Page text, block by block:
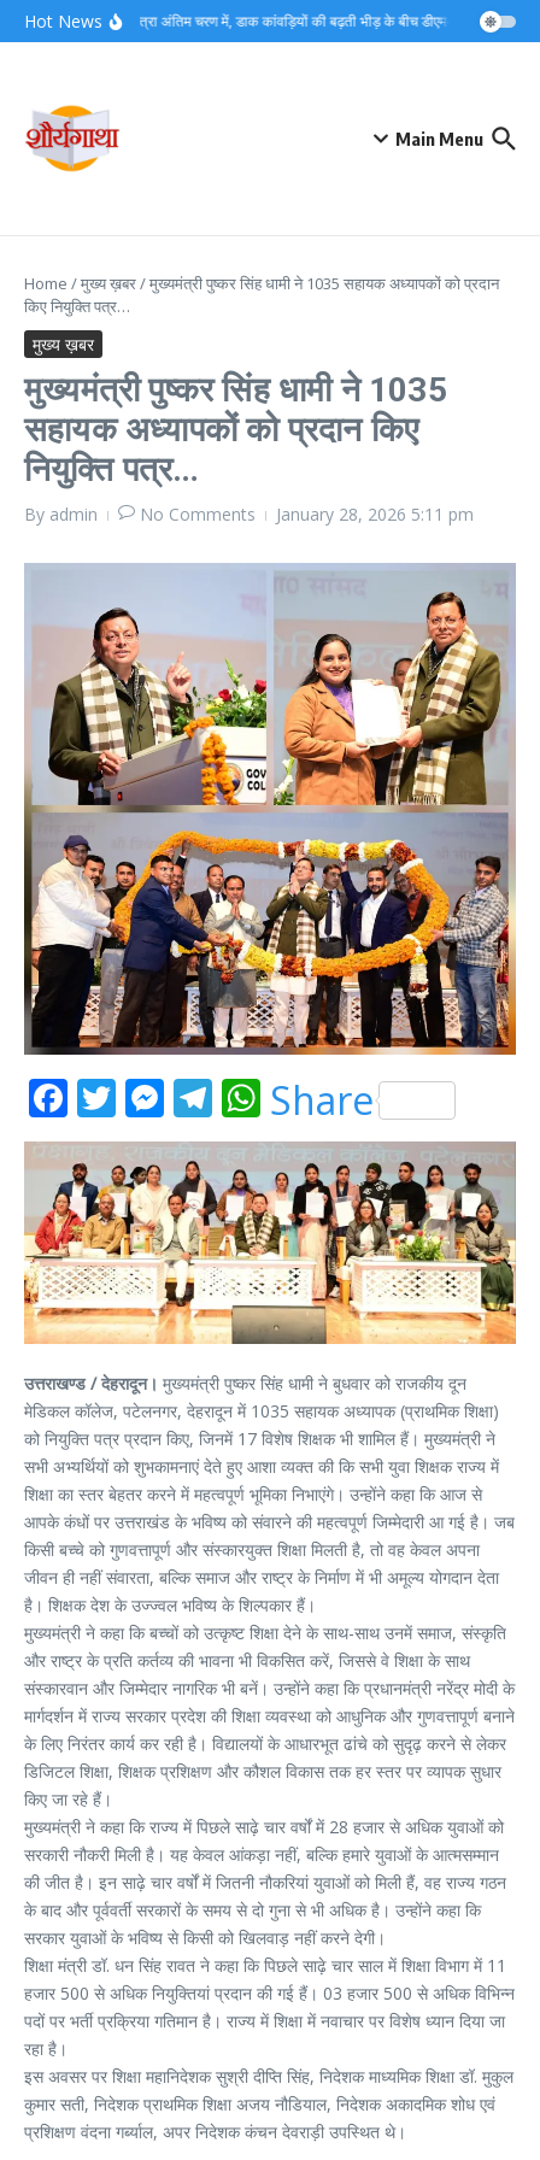
Skip to content
Hot Newsकांवड़ यात्रा अंतिम चरण में, डाक कांवड़ियों की बढ़ती भीड़ के बीच डीएम-एसएसपी ने संभाला
Main Menu
Home /मुख्य ख़बर/मुख्यमंत्री पुष्कर सिंह धामी ने 1035 सहायक अध्यापकों को प्रदान
किए नियुक्ति पत्र…
मुख्य ख़बर
मुख्यमंत्री पुष्कर सिंह धामी ने 1035
सहायक अध्यापकों को प्रदान किए
नियुक्ति पत्र…
By admin No Comments January 28, 2026 5:11 pm
Facebook
Twitter
Messenger
Telegram
WhatsApp
Share
उत्तराखण्ड / देहरादून। मुख्यमंत्री पुष्कर सिंह धामी ने बुधवार को राजकीय दून
मेडिकल कॉलेज, पटेलनगर, देहरादून में 1035 सहायक अध्यापक (प्राथमिक शिक्षा)
को नियुक्ति पत्र प्रदान किए, जिनमें 17 विशेष शिक्षक भी शामिल हैं। मुख्यमंत्री ने
सभी अभ्यर्थियों को शुभकामनाएं देते हुए आशा व्यक्त की कि सभी युवा शिक्षक राज्य में
शिक्षा का स्तर बेहतर करने में महत्वपूर्ण भूमिका निभाएंगे। उन्होंने कहा कि आज से
आपके कंधों पर उत्तराखंड के भविष्य को संवारने की महत्वपूर्ण जिम्मेदारी आ गई है। जब
किसी बच्चे को गुणवत्तापूर्ण और संस्कारयुक्त शिक्षा मिलती है, तो वह केवल अपना
जीवन ही नहीं संवारता, बल्कि समाज और राष्ट्र के निर्माण में भी अमूल्य योगदान देता
है। शिक्षक देश के उज्ज्वल भविष्य के शिल्पकार हैं।
मुख्यमंत्री ने कहा कि बच्चों को उत्कृष्ट शिक्षा देने के साथ-साथ उनमें समाज, संस्कृति
और राष्ट्र के प्रति कर्तव्य की भावना भी विकसित करें, जिससे वे शिक्षा के साथ
संस्कारवान और जिम्मेदार नागरिक भी बनें। उन्होंने कहा कि प्रधानमंत्री नरेंद्र मोदी के
मार्गदर्शन में राज्य सरकार प्रदेश की शिक्षा व्यवस्था को आधुनिक और गुणवत्तापूर्ण बनाने
के लिए निरंतर कार्य कर रही है। विद्यालयों के आधारभूत ढांचे को सुदृढ़ करने से लेकर
डिजिटल शिक्षा, शिक्षक प्रशिक्षण और कौशल विकास तक हर स्तर पर व्यापक सुधार
किए जा रहे हैं।
मुख्यमंत्री ने कहा कि राज्य में पिछले साढ़े चार वर्षों में 28 हजार से अधिक युवाओं को
सरकारी नौकरी मिली है। यह केवल आंकड़ा नहीं, बल्कि हमारे युवाओं के आत्मसम्मान
की जीत है। इन साढ़े चार वर्षों में जितनी नौकरियां युवाओं को मिली हैं, वह राज्य गठन
के बाद और पूर्ववर्ती सरकारों के समय से दो गुना से भी अधिक है। उन्होंने कहा कि
सरकार युवाओं के भविष्य से किसी को खिलवाड़ नहीं करने देगी।
शिक्षा मंत्री डॉ. धन सिंह रावत ने कहा कि पिछले साढ़े चार साल में शिक्षा विभाग में 11
हजार 500 से अधिक नियुक्तियां प्रदान की गई हैं। 03 हजार 500 से अधिक विभिन्न
पदों पर भर्ती प्रक्रिया गतिमान है। राज्य में शिक्षा में नवाचार पर विशेष ध्यान दिया जा
रहा है।
इस अवसर पर शिक्षा महानिदेशक सुश्री दीप्ति सिंह, निदेशक माध्यमिक शिक्षा डॉ. मुकुल
कुमार सती, निदेशक प्राथमिक शिक्षा अजय नौडियाल, निदेशक अकादमिक शोध एवं
प्रशिक्षण वंदना गर्ब्याल, अपर निदेशक कंचन देवराड़ी उपस्थित थे।